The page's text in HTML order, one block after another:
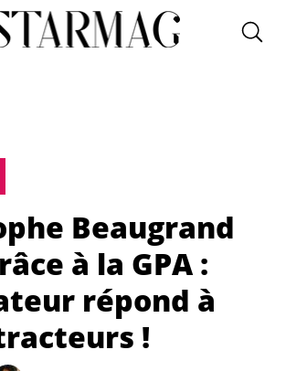
Beaugrand
à la GPA :
répond à
!